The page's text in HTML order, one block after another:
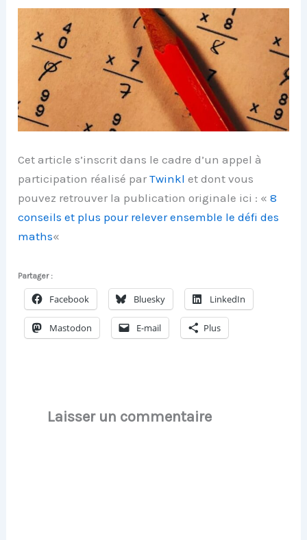
Cet article s’inscrit dans le cadre d’un appel à
participation réalisé par Twinkl et dont vous
pouvez retrouver la publication originale ici : «8
conseils et plus pour relever ensemble le défi des
maths«
Partager :
Facebook Bluesky LinkedIn
Mastodon E-mail Plus
Laisser un commentaire